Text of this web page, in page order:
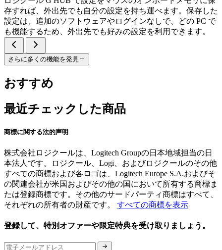
存すれば、外出先でも自分の設定を持ち運べます。保存した
設定は、追加のソフトウェアやログインなしで、どの PC で
も機能するため、外出先でも好みの設定を利用できます。
さらに多くの機能を発見
おすすめ
最近チェックした商品
商標に関する法的声明
株式会社ロジクールは、Logitech Groupの日本地域担当の日
本法人です。ロジクール、Logi、およびロジクールのその他
すべての商標および各ロゴは、Logitech Europe S.A.およびそ
の関連会社が米国およびその他の国において所有する商標ま
たは登録商標です。その他のサードパーティ商標はすべて、
それぞれの所有者の財産です。 すべての商標を表示
登録して、特別オファーや限定特典を受け取りましょう。